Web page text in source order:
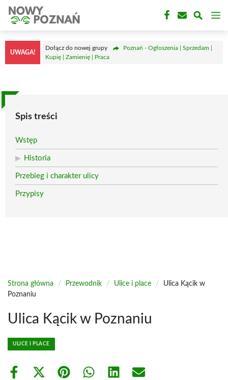
Przejdź
treści
UWAGA!
Dołącz do nowej grupy
Poznań - Ogłoszenia | Sprzedam |
Kupię | Zamienię | Praca
Spis treści
Wstęp
Historia
Przebieg i charakter ulicy
Przypisy
Strona główna / Przewodnik / Ulice i place /
Ulica Kącik w
Poznaniu
Ulica Kącik w Poznaniu
ULICE I PLACE
Share
Share Share Share Share Share